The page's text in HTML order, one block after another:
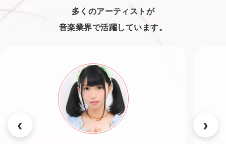
多くのアーティストが
音楽業界で活躍しています。